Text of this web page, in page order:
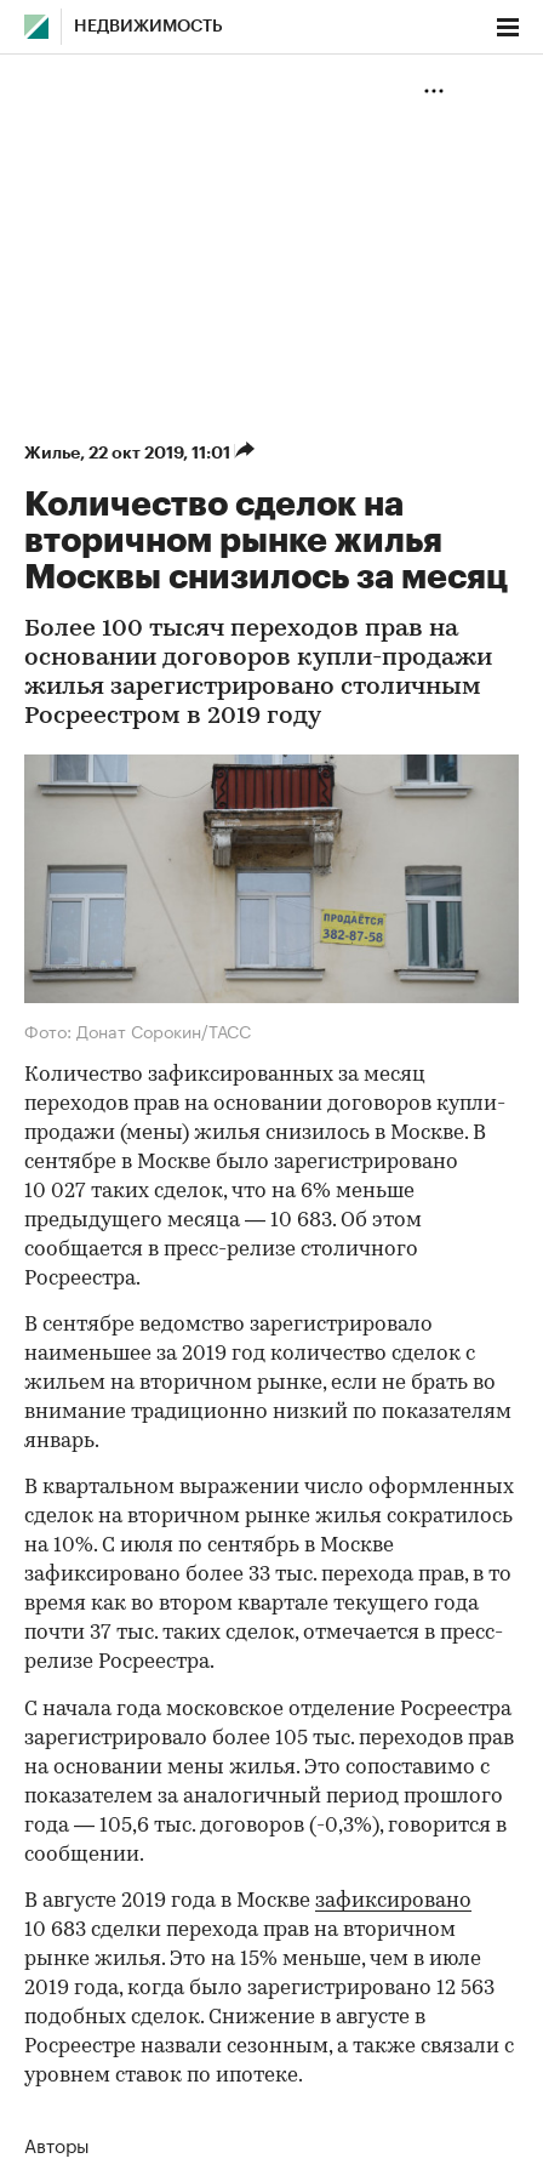
НЕДВИЖИМОСТЬ
Жилье⁠, 22 окт 2019, 11:01
Количество сделок на
вторичном рынке жилья
Москвы снизилось за месяц
Более 100 тысяч переходов прав на
основании договоров купли-продажи
жилья зарегистрировано столичным
Росреестром в 2019 году
Фото: Донат Сорокин/ТАСС
Количество зафиксированных за месяц
переходов прав на основании договоров купли-
продажи (мены) жилья снизилось в Москве. В
сентябре в Москве было зарегистрировано
10 027 таких сделок, что на 6% меньше
предыдущего месяца — 10 683. Об этом
сообщается в пресс-релизе столичного
Росреестра.
В сентябре ведомство зарегистрировало
наименьшее за 2019 год количество сделок с
жильем на вторичном рынке, если не брать во
внимание традиционно низкий по показателям
январь.
В квартальном выражении число оформленных
сделок на вторичном рынке жилья сократилось
на 10%. С июля по сентябрь в Москве
зафиксировано более 33 тыс. перехода прав, в то
время как во втором квартале текущего года
почти 37 тыс. таких сделок, отмечается в пресс-
релизе Росреестра.
С начала года московское отделение Росреестра
зарегистрировало более 105 тыс. переходов прав
на основании мены жилья. Это сопоставимо с
показателем за аналогичный период прошлого
года — 105,6 тыс. договоров (-0,3%), говорится в
сообщении.
В августе 2019 года в Москве зафиксировано
10 683 сделки перехода прав на вторичном
рынке жилья. Это на 15% меньше, чем в июле
2019 года, когда было зарегистрировано 12 563
подобных сделок. Снижение в августе в
Росреестре назвали сезонным, а также связали с
уровнем ставок по ипотеке.
Авторы